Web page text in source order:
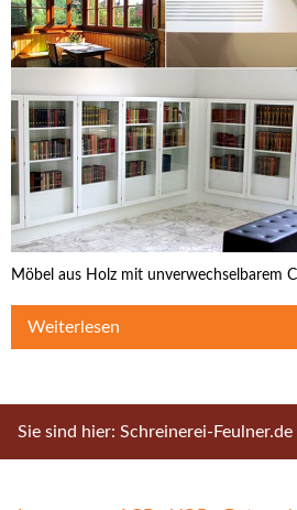
Möbel aus Holz mit unverwechselbarem
Weiterlesen
Sie sind hier: Schreinerei-Feulner.de